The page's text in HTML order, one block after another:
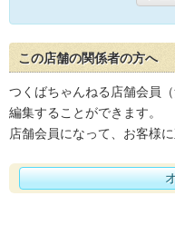
この店舗の関係者の方へ
つくばちゃんねる店舗会員
編集することができます。
店舗会員になって、お客様